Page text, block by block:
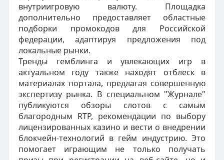
внутриигровую валюту. Площадка
дополнительно предоставляет областные
подборки промокодов для Российской
федерации, адаптируя предложения под
локальные рынки.
Тренды гемблинга и увлекающих игр в
актуальном году также находят отблеск в
материалах портала, предлагая совершенную
экспертизу рынка. В специальном "Журнале"
публикуются обзоры слотов с самым
благородным RTP, рекомендации по выбору
лицензированных казино и вести о внедрении
блокчейн-технологий в гейм индустрию. Это
помогает играющим не только получать